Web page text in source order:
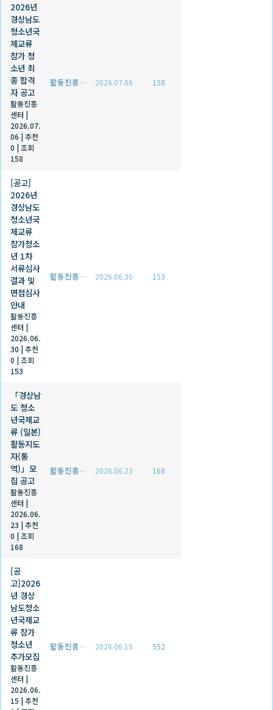
2026년
경상남도
청소년국
제교류
참가 청
소년 최
종 합격
자 공고
활동진흥
센터 |
2026.07.
06 |추천
0 |조회
158
활동진흥센터 2026.07.06 158
[공고]
2026년
경상남도
청소년국
제교류
참가청소
년 1차
서류심사
결과 및
면접심사
안내
활동진흥
센터 |
2026.06.
30 |추천
0 |조회
153
활동진흥센터 2026.06.30 153
「경상남
도 청소
년국제교
류 (일본)
활동지도
자(통
역)」모
집 공고
활동진흥
센터 |
2026.06.
23 |추천
0 |조회
168
활동진흥센터 2026.06.23 168
[공
고]2026
년 경상
남도청소
년국제교
류 참가
청소년
추가모집
활동진흥
센터 |
2026.06.
15 |추천
활동진흥센터 2026.06.15 552